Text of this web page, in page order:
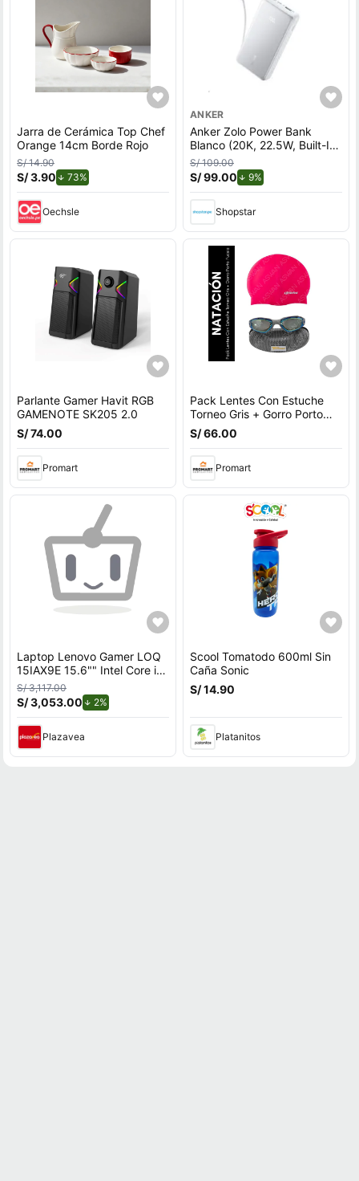
Jarra de Cerámica Top Chef
Orange 14cm Borde Rojo
S/ 14.90
S/ 3.90 73%
Oechsle
ANKER
Anker Zolo Power Bank
Blanco (20K, 22.5W, Built-In
USB-C Cable)
S/ 109.00
S/ 99.00 9%de descuento.
Shopstar
Parlante Gamer Havit RGB
GAMENOTE SK205 2.0
S/ 74.00
Promart
Pack Lentes Con Estuche
Torneo Gris + Gorro Porto
Fucsia
S/ 66.00
Promart
Laptop Lenovo Gamer LOQ
15IAX9E 15.6"" Intel Core i5
512GB SSD 8GB NVIDIA
RTX2050
S/ 3,117.00
S/ 3,053.00 2%
Plazavea
Scool Tomatodo 600ml Sin
Caña Sonic
S/ 14.90
Platanitos